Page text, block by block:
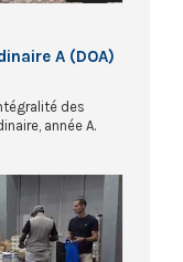
A (DOA)
des
année A.